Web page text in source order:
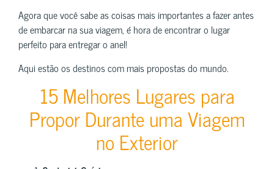
Agora que você sabe as coisas mais importantes a fazer antes
de embarcar na sua viagem, é hora de encontrar o lugar
perfeito para entregar o anel!
Aqui estão os destinos com mais propostas do mundo.
15 Melhores Lugares para
Propor Durante uma Viagem
no Exterior